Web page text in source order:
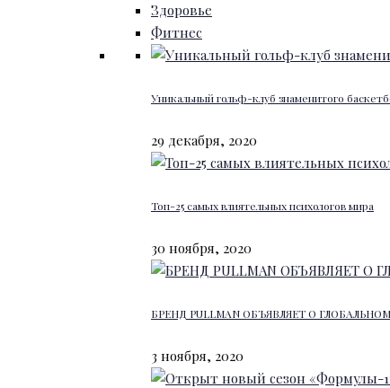
Здоровье
Фитнес
Уникальный гольф-клуб знаменитого
29 декабря, 2020
Топ-25 самых влиятельных психологов мира
30 ноября, 2020
БРЕНД PULLMAN ОБЪЯВЛЯЕТ О
3 ноября, 2020